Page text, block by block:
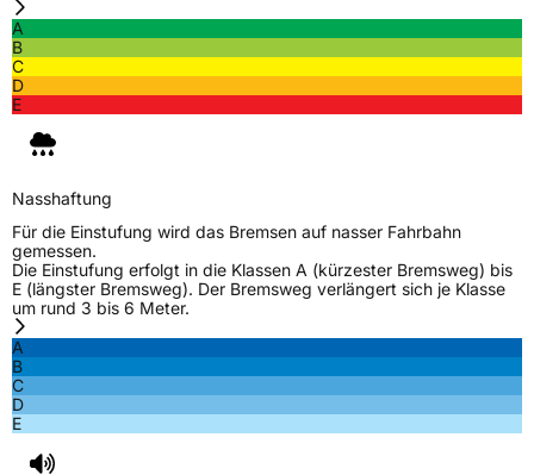
A
B
C
D
E
Nasshaftung
Für die Einstufung wird das Bremsen auf nasser Fahrbahn
gemessen.
Die Einstufung erfolgt in die Klassen A (kürzester Bremsweg) bis
E (längster Bremsweg). Der Bremsweg verlängert sich je Klasse
um rund 3 bis 6 Meter.
A
B
C
D
E